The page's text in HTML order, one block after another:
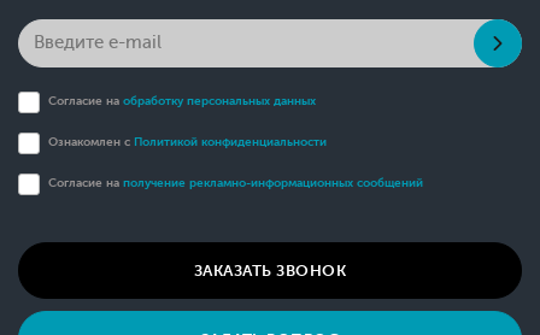
Согласие на обработку персональных данных
Ознакомлен с Политикой конфиденциальности
Согласие на получение рекламно-информационных сообщений
ЗАКАЗАТЬ ЗВОНОК